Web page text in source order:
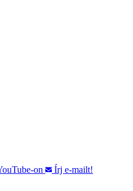
on
Írj e-mailt!